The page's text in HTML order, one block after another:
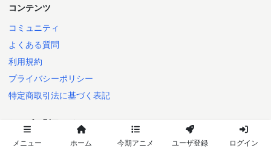
コンテンツ
コミュニティ
よくある質問
利用規約
プライバシーポリシー
特定商取引法に基づく表記
シーズン別アニメ
2026年秋
メニュー ホーム 今期アニメ ユーザ登録 ログイン